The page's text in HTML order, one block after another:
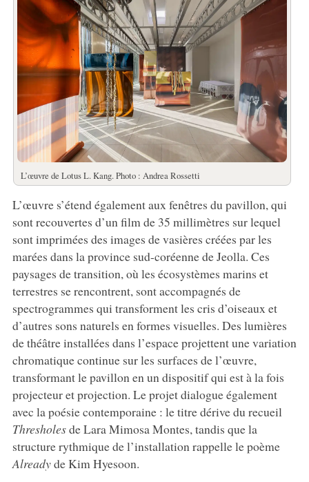
L’œuvre de Lotus L. Kang. Photo : Andrea Rossetti
L’œuvre s’étend également aux fenêtres du pavillon, qui
sont recouvertes d’un film de 35 millimètres sur lequel
sont imprimées des images de vasières créées par les
marées dans la province sud-coréenne de Jeolla. Ces
paysages de transition, où les écosystèmes marins et
terrestres se rencontrent, sont accompagnés de
spectrogrammes qui transforment les cris d’oiseaux et
d’autres sons naturels en formes visuelles. Des lumières
de théâtre installées dans l’espace projettent une variation
chromatique continue sur les surfaces de l’œuvre,
transformant le pavillon en un dispositif qui est à la fois
projecteur et projection. Le projet dialogue également
avec la poésie contemporaine : le titre dérive du recueil
Thresholesde Lara Mimosa Montes, tandis que la
structure rythmique de l’installation rappelle le poème
Alreadyde Kim Hyesoon.